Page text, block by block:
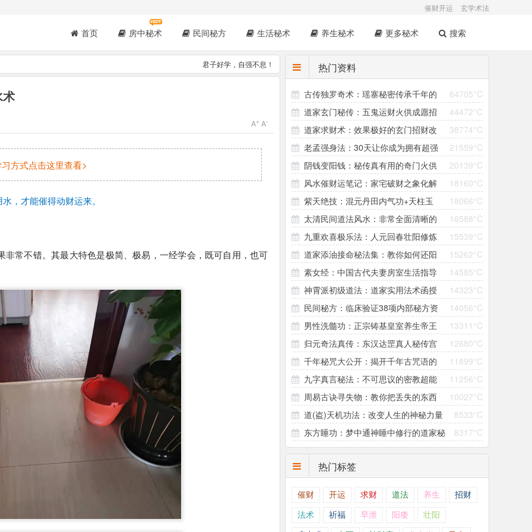
催财开运 玄学术法
首页 房中秘术 民间秘方 生活秘术 养生秘术 更多秘术 搜索
君子好学，自强不息！
A+ A-
方式点击这里查看>
，才能催得动财运来。
常不错。其最大特色是极简、极易，一经学会，既可自用，也可
热门资料
64705°C
古传独罗奇术：瑶寨秘密传承千年的
壮阳法
44472°C
道家玄门秘传：五鬼运财火供成愿招
财改运术
38774°C
道家求财术：效果极好的玄门招财改
运秘法
21559°C
老孟强身法：30天让你成为拥有超强
战斗力的男神！
20139°C
阴钱变阳钱：秘传真有用的奇门火供
求财术
18160°C
风水催财运笔记：家宅破财之象化解
及旺财方法
18066°C
紫天绝技：混元丹田内气功+天柱玉
门功
16588°C
太清民间道法风水：非常全面清晰的
法本
15539°C
九重欢喜极乐法：人元回春壮阳修炼
秘术
15262°C
道家添油接命秘法集：教你如何还阳
与补亏
14585°C
素女经：中国古代夫妻房室生活指导
全书
14323°C
神霄派初级道法：道家实用法术函授
教学资料
14056°C
民间秘方：临床验证38项内部秘方资
料大公开
13311°C
男性洗髓功：正宗铸基皇室养生帝王
功
12680°C
归元奇法真传：东汉达罡真人秘传宫
廷元阳之术
11899°C
千年秘咒大公开：揭开千年古咒语的
秘密
11256°C
九字真言秘法：不可思议的密教超能
力咒术
10027°C
周易古诀寻失物：教你把丢失的东西
找回来！
8533°C
道(盗)天机功法：改变人生的神秘力量
8317°C
东方睡功：梦中通神睡中修行的道家秘
术
热门标签
催财 开运 求财 道法 养生 招财
法术 祈福 早泄 阳痿 壮阳